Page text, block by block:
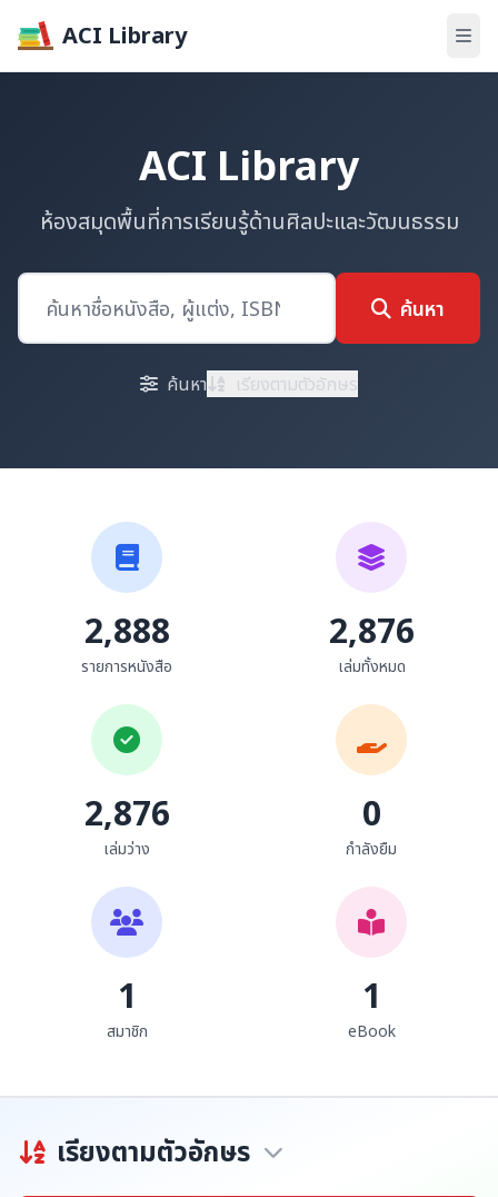
ACI Library
ACI Library
ห้องสมุดพื้นที่การเรียนรู้ด้านศิลปะและวัฒนธรรม
ค้นหา
ค้นหา เรียงตามตัวอักษร
2,888
รายการหนังสือ
2,876
เล่มทั้งหมด
2,876
เล่มว่าง
0
กำลังยืม
1
สมาชิก
1
eBook
เรียงตามตัวอักษร